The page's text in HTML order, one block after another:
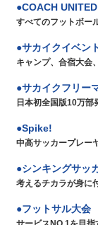
COACH UNITED
すべてのフットボー
サカイクイベン
キャンプ、合宿大会
サカイクフリー
日本初全国版10万部
Spike!
中高サッカープレー
シンキングサッ
考えるチカラが身に
フットサル大会